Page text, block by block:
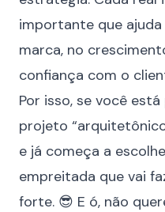
importante que
marca, no
confiança com o
Por isso, se você
projeto
e já começa a
empreitada que vai
forte. 😎 E ó, não